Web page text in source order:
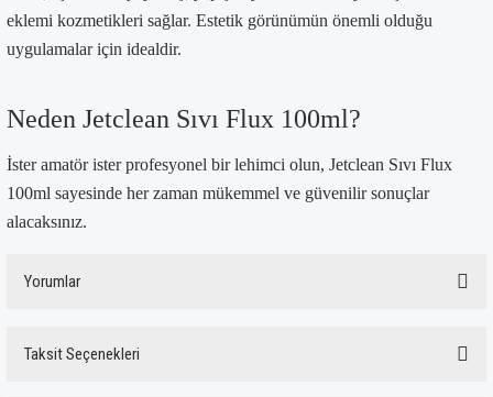
eklemi kozmetikleri sağlar. Estetik görünümün önemli olduğu
uygulamalar için idealdir.
Neden Jetclean Sıvı Flux 100ml?
İster amatör ister profesyonel bir lehimci olun, Jetclean Sıvı Flux
100ml sayesinde her zaman mükemmel ve güvenilir sonuçlar
alacaksınız.
Yorumlar
Taksit Seçenekleri